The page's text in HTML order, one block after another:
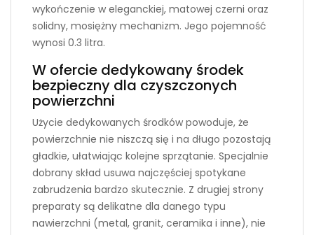
wykończenie w eleganckiej, matowej czerni oraz
solidny, mosiężny mechanizm. Jego pojemność
wynosi 0.3 litra.
W ofercie dedykowany środek
bezpieczny dla czyszczonych
powierzchni
Użycie dedykowanych środków powoduje, że
powierzchnie nie niszczą się i na długo pozostają
gładkie, ułatwiając kolejne sprzątanie. Specjalnie
dobrany skład usuwa najczęściej spotykane
zabrudzenia bardzo skutecznie. Z drugiej strony
preparaty są delikatne dla danego typu
nawierzchni (metal, granit, ceramika i inne), nie